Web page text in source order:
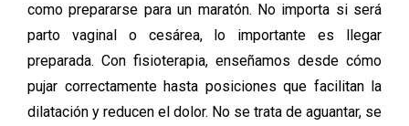
como prepararse para un maratón. No importa si será
parto vaginal o cesárea, lo importante es llegar
preparada. Con fisioterapia, enseñamos desde cómo
pujar correctamente hasta posiciones que facilitan la
dilatación y reducen el dolor. No se trata de aguantar, se